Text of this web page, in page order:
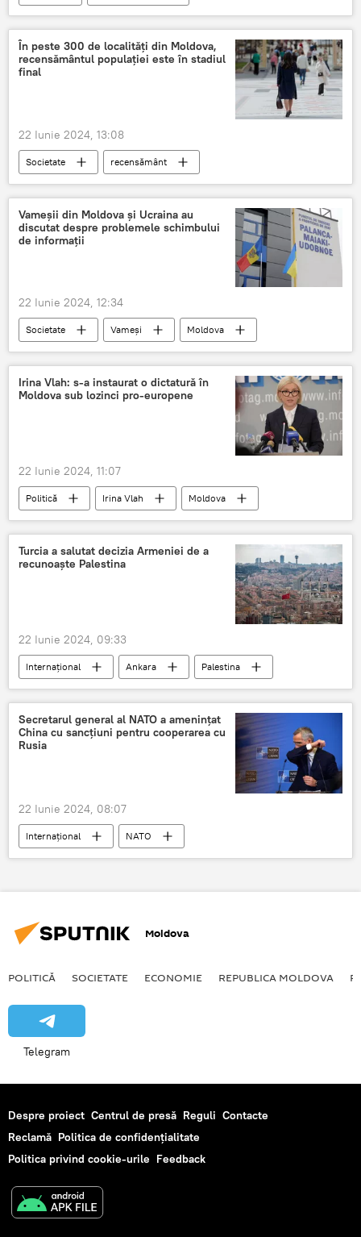
În peste 300 de localități din Moldova,
recensământul populației este în stadiul
final
22 Iunie 2024, 13:08
Societate recensământ
Vameșii din Moldova și Ucraina au
discutat despre problemele schimbului
de informații
22 Iunie 2024, 12:34
Societate Vameși
Moldova
Ucraina
Irina Vlah: s-a instaurat o dictatură în
Moldova sub lozinci pro-europene
22 Iunie 2024, 11:07
Politică Irina Vlah Moldova
Turcia a salutat decizia Armeniei de a
recunoaște Palestina
22 Iunie 2024, 09:33
Internațional Ankara
Palestina
Armenia
Secretarul general al NATO a amenințat
China cu sancțiuni pentru cooperarea cu
Rusia
22 Iunie 2024, 08:07
Internațional
NATO
Jens Stoltenberg
Ucraina
China
Moldova
POLITICĂ SOCIETATE ECONOMIE REPUBLICA MOLDOVA
Telegram
Despre proiect Centrul de presă Reguli Contacte
Reclamă Politica de confidențialitate
Politica privind cookie-urile Feedback